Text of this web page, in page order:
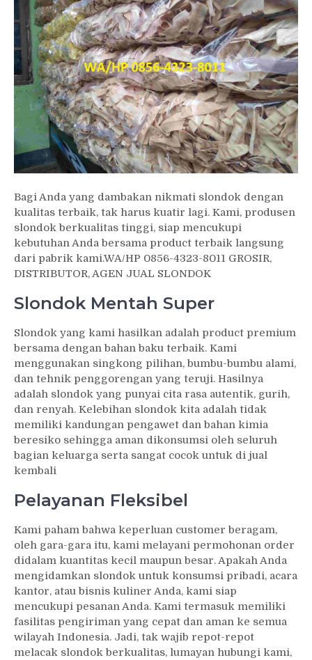
Bagi Anda yang dambakan nikmati slondok dengan
kualitas terbaik, tak harus kuatir lagi. Kami, produsen
slondok berkualitas tinggi, siap mencukupi
kebutuhan Anda bersama product terbaik langsung
dari pabrik kami.WA/HP 0856-4323-8011 GROSIR,
DISTRIBUTOR, AGEN JUAL SLONDOK
Slondok Mentah Super
Slondok yang kami hasilkan adalah product premium
bersama dengan bahan baku terbaik. Kami
menggunakan singkong pilihan, bumbu-bumbu alami,
dan tehnik penggorengan yang teruji. Hasilnya
adalah slondok yang punyai cita rasa autentik, gurih,
dan renyah. Kelebihan slondok kita adalah tidak
memiliki kandungan pengawet dan bahan kimia
beresiko sehingga aman dikonsumsi oleh seluruh
bagian keluarga serta sangat cocok untuk di jual
kembali
Pelayanan Fleksibel
Kami paham bahwa keperluan customer beragam,
oleh gara-gara itu, kami melayani permohonan order
didalam kuantitas kecil maupun besar. Apakah Anda
mengidamkan slondok untuk konsumsi pribadi, acara
kantor, atau bisnis kuliner Anda, kami siap
mencukupi pesanan Anda. Kami termasuk memiliki
fasilitas pengiriman yang cepat dan aman ke semua
wilayah Indonesia. Jadi, tak wajib repot-repot
melacak slondok berkualitas, lumayan hubungi kami,